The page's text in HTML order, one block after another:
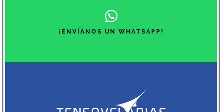
¡ENVÍANOS UN WHATSAPP!